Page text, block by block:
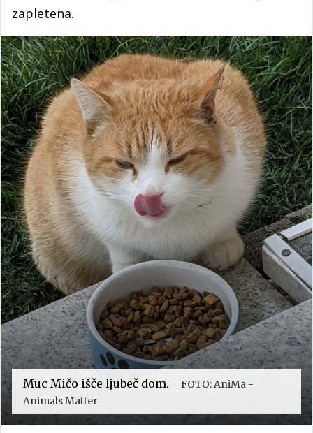
zapletena.
Muc Mičo išče ljubeč dom.
FOTO: AniMa -
Animals Matter